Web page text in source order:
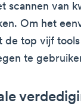
scannen van
Om het
de top vijf
te